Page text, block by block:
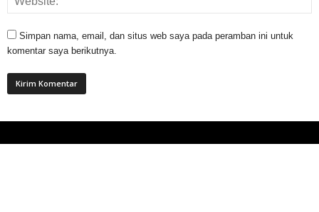
Simpan nama, email, dan situs web saya pada peramban ini untuk
komentar saya berikutnya.